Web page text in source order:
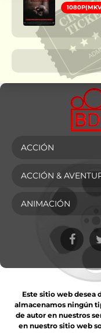
ACCIÓN
ACCIÓN &
ANIMACIÓN
Este sitio web desea
almacenamos ningún
de autor en nuestros
en nuestro sitio web